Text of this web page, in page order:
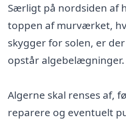
Særligt på nordsiden af
toppen af murværket,
skygger for solen, er
opstår algebelægninger.
Algerne skal renses af,
reparere og eventuelt